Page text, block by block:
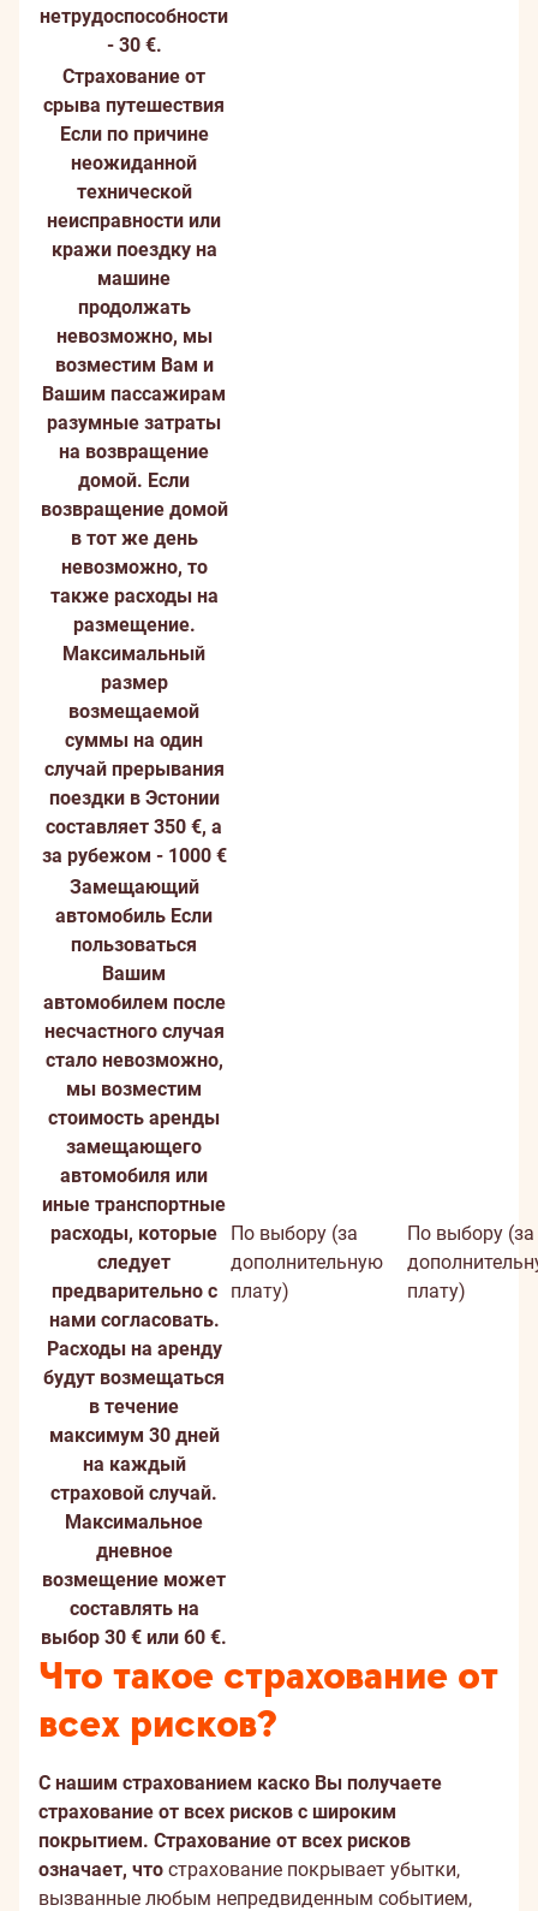
нетрудоспособности
- 30 €.
Страхование от
срыва путешествия
Если по причине
неожиданной
технической
неисправности или
кражи поездку на
машине
продолжать
невозможно, мы
возместим Вам и
Вашим пассажирам
разумные затраты
на возвращение
домой. Если
возвращение домой
в тот же день
невозможно, то
также расходы на
размещение.
Максимальный
размер
возмещаемой
суммы на один
случай прерывания
поездки в Эстонии
составляет 350 €, а
за рубежом - 1000 €
Замещающий
автомобиль Если
пользоваться
Вашим
автомобилем после
несчастного случая
стало невозможно,
мы возместим
стоимость аренды
замещающего
автомобиля или
иные транспортные
расходы, которые
следует
предварительно с
нами согласовать.
Расходы на аренду
будут возмещаться
в течение
максимум 30 дней
на каждый
страховой случай.
Максимальное
дневное
возмещение может
составлять на
выбор 30 € или 60 €.
По выбору (за
дополнительную
плату)
По выбору (за
плату)
Что такое страхование от
всех рисков?
С нашим страхованием каско Вы получаете
страхование от всех рисков с широким
покрытием. Страхование от всех рисков
означает, что страхование покрывает убытки,
вызванные любым непредвиденным событием,